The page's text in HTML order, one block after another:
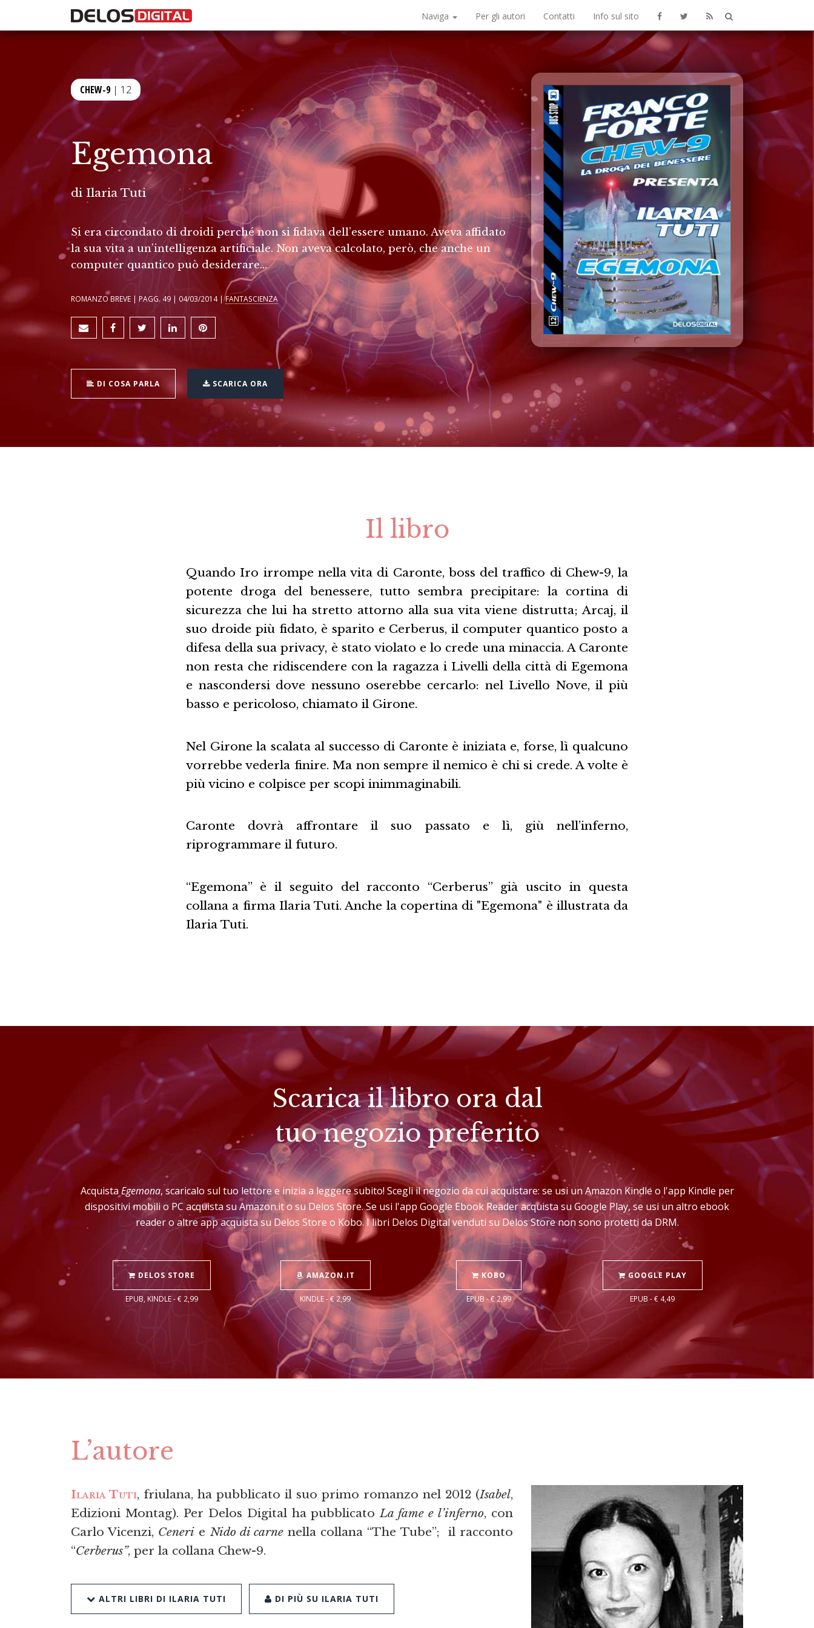
Naviga Per gli autori Contatti Info sul sito
CHEW-9| 12
Egemona
di Ilaria Tuti
Si era circondato di droidi perché non si fidava dell’essere umano. Aveva affidato
la sua vita a un’intelligenza artificiale. Non aveva calcolato, però, che anche un
computer quantico può desiderare…
ROMANZO BREVE | PAGG. 49 | 04/03/2014 |FANTASCIENZA
DI COSA PARLA SCARICA ORA
Il libro
Quando Iro irrompe nella vita di Caronte, boss del traffico di Chew-9, la
potente droga del benessere, tutto sembra precipitare: la cortina di
sicurezza che lui ha stretto attorno alla sua vita viene distrutta; Arcaj, il
suo droide più fidato, è sparito e Cerberus, il computer quantico posto a
difesa della sua privacy, è stato violato e lo crede una minaccia. A Caronte
non resta che ridiscendere con la ragazza i Livelli della città di Egemona
e nascondersi dove nessuno oserebbe cercarlo: nel Livello Nove, il più
basso e pericoloso, chiamato il Girone.
Nel Girone la scalata al successo di Caronte è iniziata e, forse, lì qualcuno
vorrebbe vederla finire. Ma non sempre il nemico è chi si crede. A volte è
più vicino e colpisce per scopi inimmaginabili.
Caronte dovrà affrontare il suo passato e lì, giù nell’inferno,
riprogrammare il futuro.
“Egemona” è il seguito del racconto “Cerberus” già uscito in questa
collana a firma Ilaria Tuti. Anche la copertina di "Egemona" è illustrata da
Ilaria Tuti.
Scarica il libro ora dal
tuo negozio preferito
AcquistaEgemona, scaricalo sul tuo lettore e inizia a leggere subito! Scegli il negozio da cui acquistare: se usi un Amazon Kindle o l'app Kindle per
dispositivi mobili o PC acquista su Amazon.it o su Delos Store. Se usi l'app Google Ebook Reader acquista su Google Play, se usi un altro ebook
reader o altre app acquista su Delos Store o Kobo. I libri Delos Digital venduti su Delos Store non sono protetti da DRM.
DELOS STORE
EPUB, KINDLE - € 2,99
AMAZON.IT
KINDLE - € 2,99
KOBO
EPUB - € 2,99
GOOGLE PLAY
EPUB - € 4,49
L’autore
Ilaria Tuti, friulana, ha pubblicato il suo primo romanzo nel 2012 (Isabel,
Edizioni Montag). Per Delos Digital ha pubblicatoLa fame e l’inferno, con
Carlo Vicenzi, Ceneri e Nido di carnenella collana “The Tube”; il racconto
“Cerberus”, per la collana Chew-9.
ALTRI LIBRI DI ILARIA TUTI DI PIÙ SU ILARIA TUTI